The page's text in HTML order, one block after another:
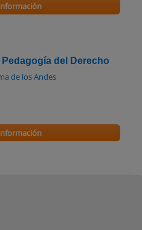
del Derecho
de los Andes